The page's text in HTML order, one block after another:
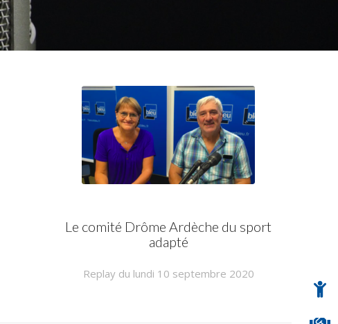
Le comité Drôme Ardèche du sport
adapté
Replay du lundi 10 septembre 2020